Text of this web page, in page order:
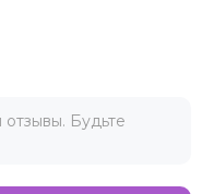
Будьте